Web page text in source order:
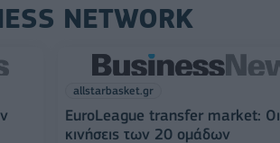
NETWORK
allstarbasket.gr
EuroLeague transfer market: Οι
κινήσεις των 20 ομάδων